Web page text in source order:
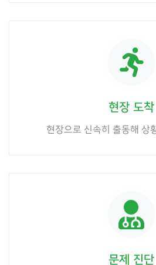
현장 도착
현장으로 신속히 출동해 상
문제 진단